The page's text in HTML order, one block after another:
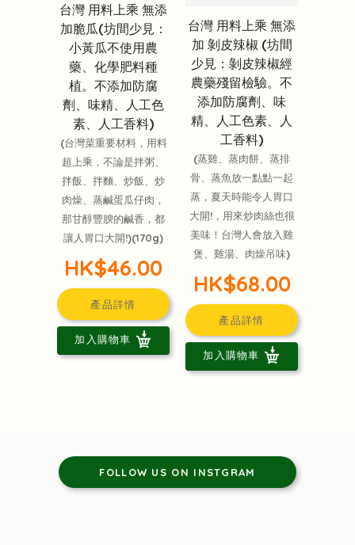
台灣 用料上乘 無添
加脆瓜(坊間少見：
小黃瓜不使用農
藥、化學肥料種
植。不添加防腐
劑、味精、人工色
素、人工香料)
(台灣菜重要材料，用料
超上乘，不論是拌粥、
拌飯、拌麵、炒飯、炒
肉燥、蒸鹹蛋瓜仔肉，
那甘醇豐腴的鹹香，都
讓人胃口大開!)(170g)
HK$46.00
產品詳情
加入購物車
台灣 用料上乘 無添
加 剝皮辣椒 (坊間
少見：剝皮辣椒經
農藥殘留檢驗。不
添加防腐劑、味
精、人工色素、人
工香料)
(蒸雞、蒸肉餅、蒸排
骨、蒸魚放一點點一起
蒸，夏天時能令人胃口
大開!，用來炒肉絲也很
美味！台灣人會放入雞
煲、雞湯、肉燥吊味)
HK$68.00
產品詳情
加入購物車
FOLLOW US ON INSTGRAM